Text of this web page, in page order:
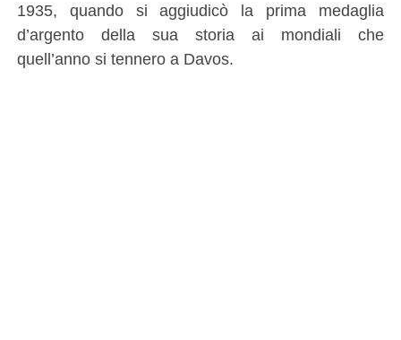
1935, quando si aggiudicò la prima medaglia
d’argento della sua storia ai mondiali che
quell’anno si tennero a Davos.